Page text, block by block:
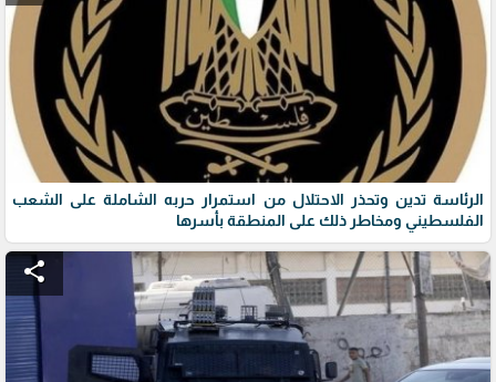
الرئاسة تدين وتحذر الاحتلال من استمرار حربه الشاملة على الشعب
الفلسطيني ومخاطر ذلك على المنطقة بأسرها
share